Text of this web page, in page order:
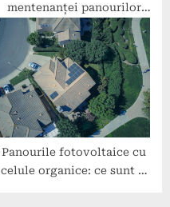
mentenanței panourilor
fotovoltaice
Panourile fotovoltaice cu
celule organice: ce sunt și